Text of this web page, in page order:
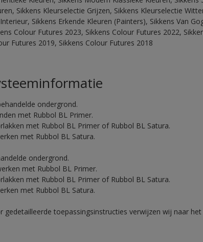
Sikkens Kleurselectie Grijzen, Sikkens Kleurselectie
Sikkens Erkende Kleuren (Painters), Sikkens Van
Colour Futures 2023, Sikkens Colour Futures 2022,
Futures 2019, Sikkens Colour Futures 2018
ondergrond.
met Rubbol BL Primer.
met Rubbol BL Primer of Rubbol BL Satura.
met Rubbol BL Satura.
ondergrond.
met Rubbol BL Primer.
met Rubbol BL Primer of Rubbol BL Satura.
met Rubbol BL Satura.
gedetailleerde toepassingsinstructies verwijzen wij naar